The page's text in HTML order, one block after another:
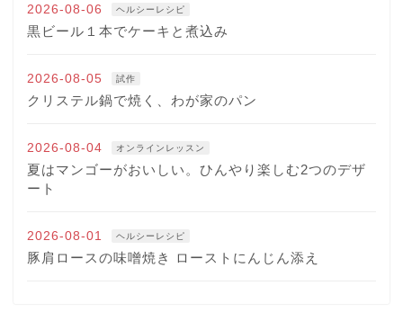
2026-08-06 ヘルシーレシピ
黒ビール１本でケーキと煮込み
2026-08-05 試作
クリステル鍋で焼く、わが家のパン
2026-08-04 オンラインレッスン
夏はマンゴーがおいしい。ひんやり楽しむ2つのデザ
ート
2026-08-01 ヘルシーレシピ
豚肩ロースの味噌焼き ローストにんじん添え